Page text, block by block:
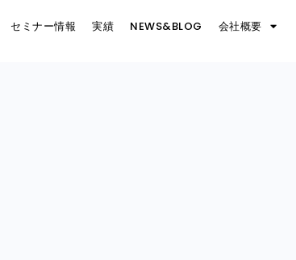
セミナー情報 実績 NEWS&BLOG 会社概要